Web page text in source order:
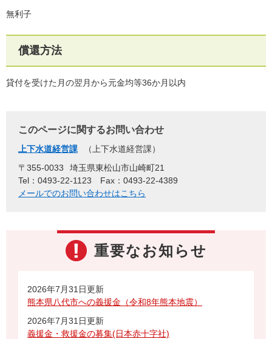
無利子
償還方法
貸付を受けた月の翌月から元金均等36か月以内
このページに関するお問い合わせ
上下水道経営課
上下水道経営課
〒355-0033
埼玉県東松山市山崎町21
Tel：0493-22-1123
Fax：0493-22-4389
メールでのお問い合わせはこちら
重要なお知らせ
2026年7月31日更新
熊本県八代市への義援金（令和8年熊本地震）
2026年7月31日更新
義援金・救援金の募集(日本赤十字社)